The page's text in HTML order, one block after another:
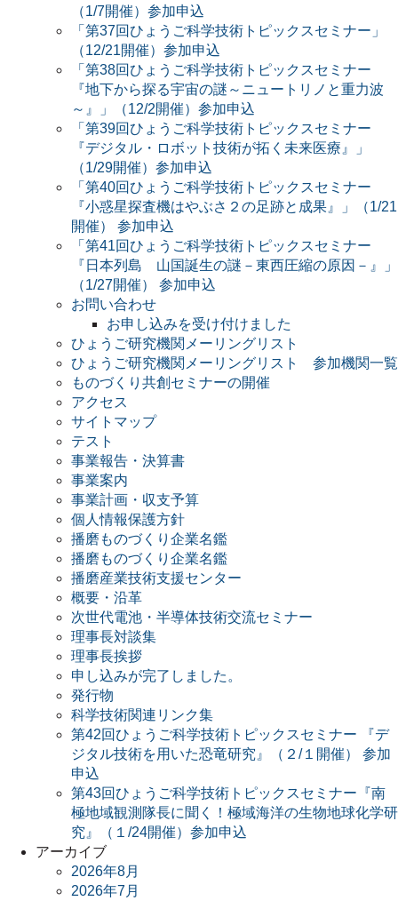
（1/7開催）参加申込
「第37回ひょうご科学技術トピックスセミナー」
（12/21開催）参加申込
「第38回ひょうご科学技術トピックスセミナー
『地下から探る宇宙の謎～ニュートリノと重力波
～』」（12/2開催）参加申込
「第39回ひょうご科学技術トピックスセミナー
『デジタル・ロボット技術が拓く未来医療』」
（1/29開催）参加申込
「第40回ひょうご科学技術トピックスセミナー
『小惑星探査機はやぶさ２の足跡と成果』」（1/21
開催） 参加申込
「第41回ひょうご科学技術トピックスセミナー
『日本列島 山国誕生の謎－東西圧縮の原因－』」
（1/27開催） 参加申込
お問い合わせ
お申し込みを受け付けました
ひょうご研究機関メーリングリスト
ひょうご研究機関メーリングリスト 参加機関一覧
ものづくり共創セミナーの開催
アクセス
サイトマップ
テスト
事業報告・決算書
事業案内
事業計画・収支予算
個人情報保護方針
播磨ものづくり企業名鑑
播磨ものづくり企業名鑑
播磨産業技術支援センター
概要・沿革
次世代電池・半導体技術交流セミナー
理事長対談集
理事長挨拶
申し込みが完了しました。
発行物
科学技術関連リンク集
第42回ひょうご科学技術トピックスセミナー 『デ
ジタル技術を用いた恐竜研究』（２/１開催） 参加
申込
第43回ひょうご科学技術トピックスセミナー『南
極地域観測隊長に聞く！極域海洋の生物地球化学研
究』（１/24開催）参加申込
アーカイブ
2026年8月
2026年7月